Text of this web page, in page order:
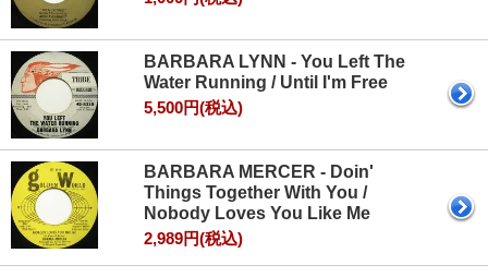
BARBARA LYNN - You Left The
Water Running / Until I'm Free
5,500円(税込)
BARBARA MERCER - Doin'
Things Together With You /
Nobody Loves You Like Me
2,989円(税込)